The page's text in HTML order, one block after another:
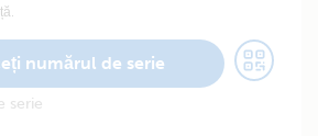
numărul de serie
serie